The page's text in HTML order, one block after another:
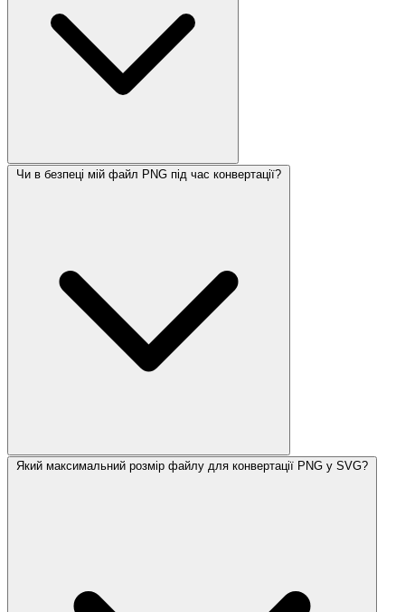
Чи в безпеці мій файл PNG під час конвертації?
Який максимальний розмір файлу для конвертації PNG у SVG?